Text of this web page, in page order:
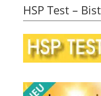
HSP Test –